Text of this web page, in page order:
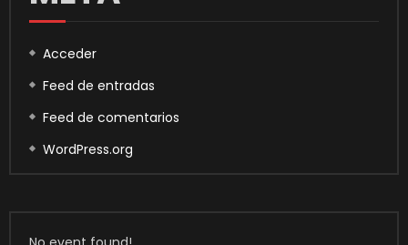
Acceder
Feed de entradas
Feed de comentarios
WordPress.org